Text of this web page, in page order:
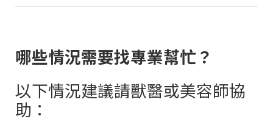
哪些情況需要找專業幫忙？
以下情況建議請獸醫或美容師協
助：